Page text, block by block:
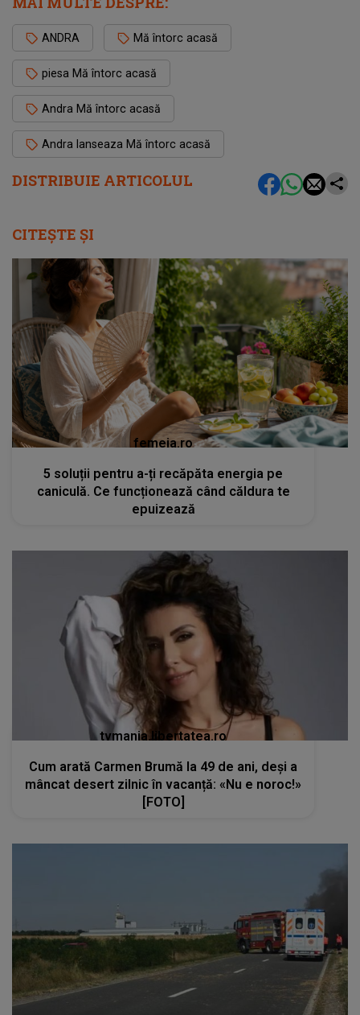
DISTRIBUIE ARTICOLUL
ANDRA Mă întorc acasă
piesa Mă întorc acasă
Andra Mă întorc acasă
Andra lanseaza Mă întorc acasă
CITEȘTE ȘI
femeia.ro
5 soluții pentru a-ți recăpăta energia pe
caniculă. Ce funcționează când căldura te
epuizează
tvmania.libertatea.ro
Cum arată Carmen Brumă la 49 de ani, deși a
mâncat desert zilnic în vacanță: «Nu e noroc!»
[FOTO]